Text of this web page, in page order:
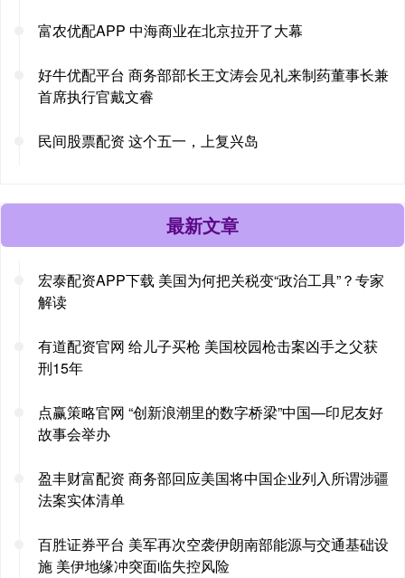
富农优配APP 中海商业在北京拉开了大幕
好牛优配平台 商务部部长王文涛会见礼来制药董事长兼
首席执行官戴文睿
民间股票配资 这个五一，上复兴岛
最新文章
宏泰配资APP下载 美国为何把关税变“政治工具”？专家
解读
有道配资官网 给儿子买枪 美国校园枪击案凶手之父获
刑15年
点赢策略官网 “创新浪潮里的数字桥梁”中国—印尼友好
故事会举办
盈丰财富配资 商务部回应美国将中国企业列入所谓涉疆
法案实体清单
百胜证券平台 美军再次空袭伊朗南部能源与交通基础设
施 美伊地缘冲突面临失控风险